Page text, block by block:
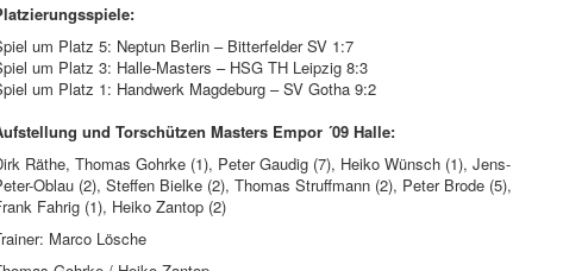
um Platz 5: Neptun Berlin – Bitterfelder SV 1:7
um Platz 3: Halle-Masters – HSG TH Leipzig 8:3
um Platz 1: Handwerk Magdeburg – SV Gotha 9:2
und Torschützen Masters Empor ´09 Halle:
Räthe, Thomas Gohrke (1), Peter Gaudig (7), Heiko Wünsch (1), Jens-
Oblau (2), Steffen Bielke (2), Thomas Struffmann (2), Peter Brode (5),
Fahrig (1), Heiko Zantop (2)
Marco Lösche